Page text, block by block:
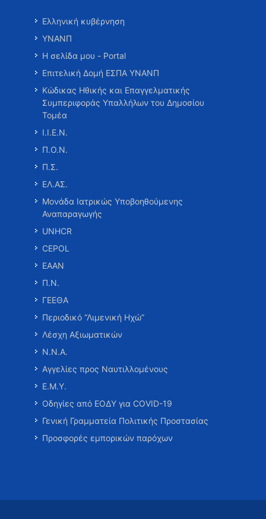
Ελληνική κυβέρνηση
ΥΝΑΝΠ
Η σελίδα μου - Portal
Επιτελική Δομή ΕΣΠΑ ΥΝΑΝΠ
Κώδικας Ηθικής και Επαγγελματικής
Συμπεριφοράς Υπαλλήλων του Δημοσίου
Τομέα
Ι.Ι.Ε.Ν.
Π.Ο.Ν.
Π.Σ.
ΕΛ.ΑΣ.
Μονάδα Ιατρικώς Υποβοηθούμενης
Αναπαραγωγής
UNHCR
CEPOL
ΕΑΑΝ
Π.Ν.
ΓΕΕΘΑ
Περιοδικό “Λιμενική Ηχώ”
Λέσχη Αξιωματικών
Ν.Ν.Α.
Αγγελίες προς Ναυτιλλομένους
Ε.Μ.Υ.
Οδηγίες από ΕΟΔΥ για COVID-19
Γενική Γραμματεία Πολιτικής Προστασίας
Προσφορές εμπορικών παρόχων